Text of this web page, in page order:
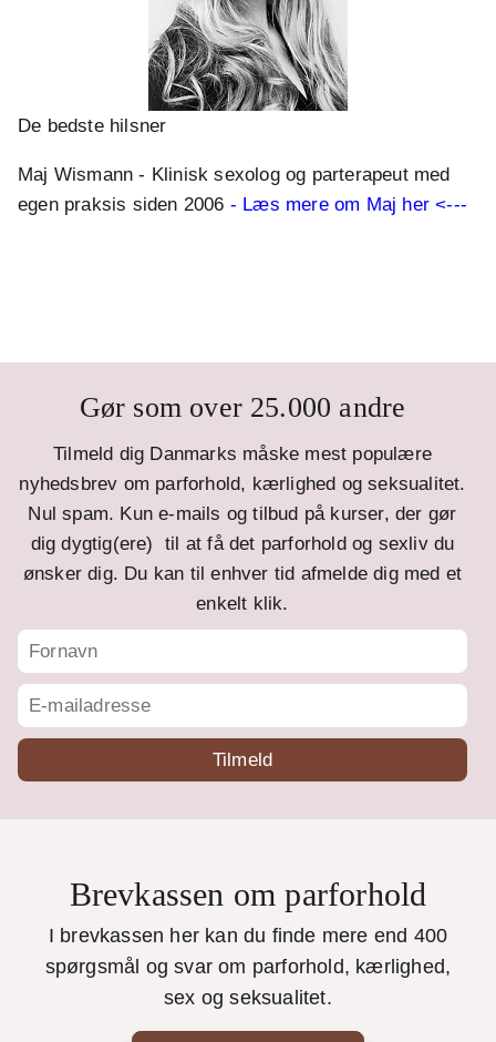
De bedste hilsner
Maj Wismann - Klinisk sexolog og parterapeut med
egen praksis siden 2006 - Læs mere om Maj her <---
Gør som over 25.000 andre
Tilmeld dig Danmarks måske mest populære
nyhedsbrev om parforhold, kærlighed og seksualitet.
Nul spam. Kun e-mails og tilbud på kurser, der gør
dig dygtig(ere) til at få det parforhold og sexliv du
ønsker dig. Du kan til enhver tid afmelde dig med et
enkelt klik.
Brevkassen om parforhold
I brevkassen her kan du finde mere end 400
spørgsmål og svar om parforhold, kærlighed,
sex og seksualitet.